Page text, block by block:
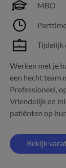
MBO
Tijdelijk
Werken met je
een hecht team
Professioneel,
Vriendelijk en
patiënten op
Bekijk